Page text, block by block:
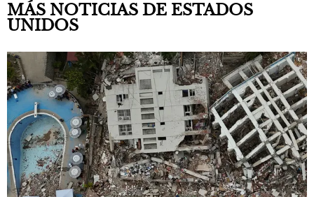
MÁS NOTICIAS DE ESTADOS
UNIDOS